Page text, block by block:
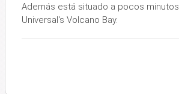
Además está situado a pocos
Universal's Volcano Bay.